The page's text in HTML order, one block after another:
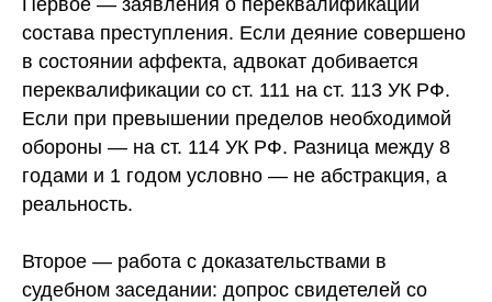
Первое — заявления о переквалификации
состава преступления. Если деяние совершено
в состоянии аффекта, адвокат добивается
переквалификации со ст. 111 на ст. 113 УК РФ.
Если при превышении пределов необходимой
обороны — на ст. 114 УК РФ. Разница между 8
годами и 1 годом условно — не абстракция, а
реальность.
Второе — работа с доказательствами в
судебном заседании: допрос свидетелей со